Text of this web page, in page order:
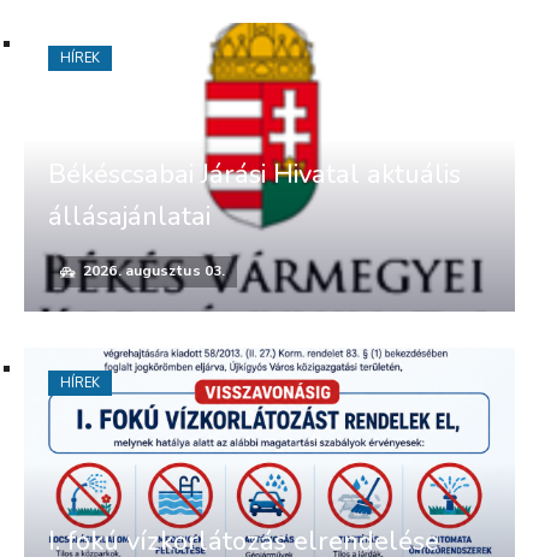
Békéscsabai Járási Hivatal aktuális
állásajánlatai
2026. augusztus 03.
HÍREK
I. fokú vízkorlátozás elrendelése
HÍREK